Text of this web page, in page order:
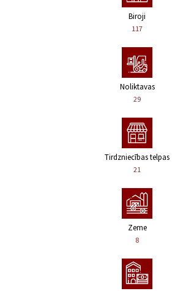
Biroji
117
Noliktavas
29
Tirdzniecības telpas
21
Zeme
8